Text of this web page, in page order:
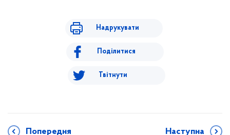
Надрукувати
Поділитися
Твітнути
Попередня Наступна